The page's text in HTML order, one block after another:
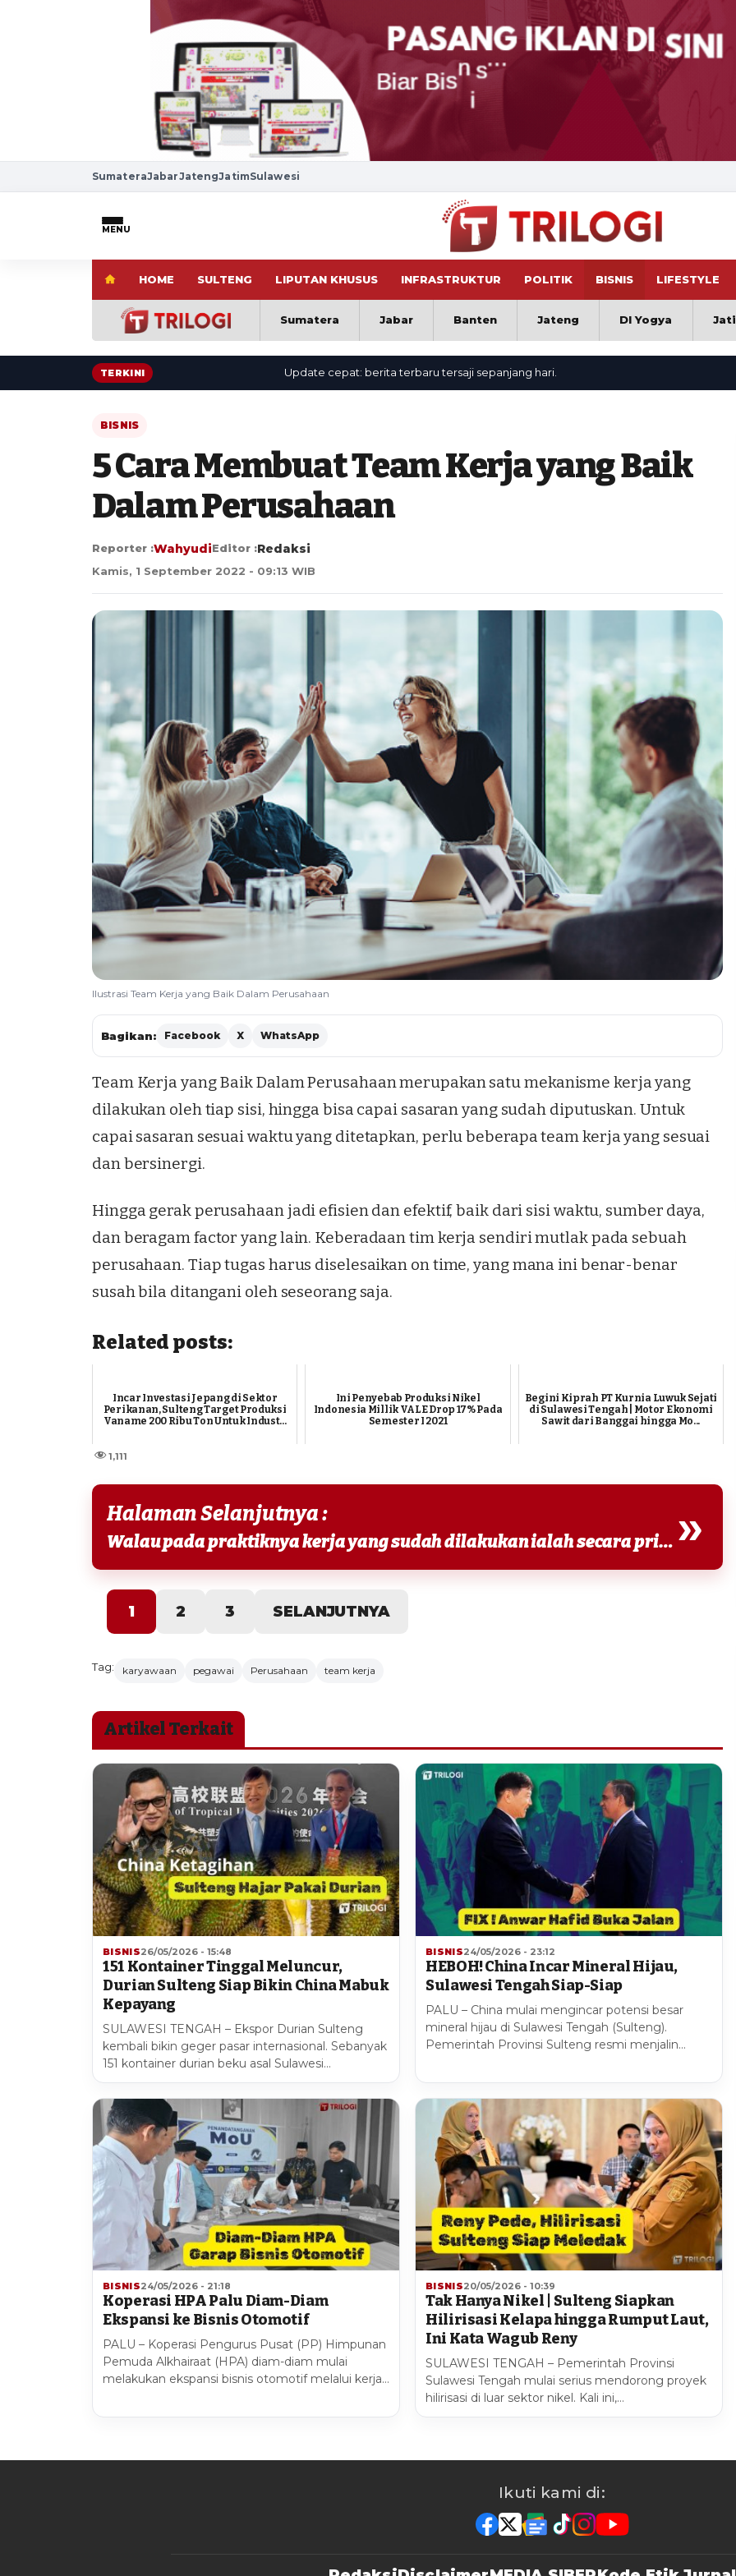
SumateraJabarJatengJatimSulawesi
MENU
HOME SULTENG LIPUTAN KHUSUS INFRASTRUKTUR POLITIK BISNIS LIFESTYLE
Sumatera Jabar Banten Jateng DI Yogya
TERKINI Update cepat: berita terbaru tersaji sepanjang hari.
BISNIS
5 Cara Membuat Team Kerja yang Baik
Dalam Perusahaan
Reporter :WahyudiEditor :Redaksi
Kamis, 1 September 2022 - 09:13 WIB
Ilustrasi Team Kerja yang Baik Dalam Perusahaan
Bagikan: Facebook X WhatsApp
Team Kerja yang Baik Dalam Perusahaan merupakan satu mekanisme kerja yang
dilakukan oleh tiap sisi, hingga bisa capai sasaran yang sudah diputuskan. Untuk
capai sasaran sesuai waktu yang ditetapkan, perlu beberapa team kerja yang sesuai
dan bersinergi.
Hingga gerak perusahaan jadi efisien dan efektif, baik dari sisi waktu, sumber daya,
dan beragam factor yang lain. Keberadaan tim kerja sendiri mutlak pada sebuah
perusahaan. Tiap tugas harus diselesaikan on time, yang mana ini benar-benar
susah bila ditangani oleh seseorang saja.
Related posts:
Incar Investasi Jepang di Sektor
Perikanan, Sulteng Target Produksi
Vaname 200 Ribu Ton Untuk Indust...
Ini Penyebab Produksi Nikel
Indonesia Millik VALE Drop 17% Pada
Semester I 2021
Begini Kiprah PT Kurnia Luwuk Sejati
di Sulawesi Tengah | Motor Ekonomi
Sawit dari Banggai hingga Mo...
1,111
Halaman Selanjutnya :
Walau pada praktiknya kerja yang sudah dilakukan ialah secara pribadi, tetapi beberapa... »
1 2 3 SELANJUTNYA
Tag: karyawaan pegawai Perusahaan team kerja
Artikel Terkait
BISNIS26/05/2026 - 15:48
151 Kontainer Tinggal Meluncur,
Durian Sulteng Siap Bikin China Mabuk
Kepayang
SULAWESI TENGAH – Ekspor Durian Sulteng
kembali bikin geger pasar internasional. Sebanyak
151 kontainer durian beku asal Sulawesi…
BISNIS24/05/2026 - 23:12
HEBOH! China Incar Mineral Hijau,
Sulawesi Tengah Siap-Siap
PALU – China mulai mengincar potensi besar
mineral hijau di Sulawesi Tengah (Sulteng).
Pemerintah Provinsi Sulteng resmi menjalin…
BISNIS24/05/2026 - 21:18
Koperasi HPA Palu Diam-Diam
Ekspansi ke Bisnis Otomotif
PALU – Koperasi Pengurus Pusat (PP) Himpunan
Pemuda Alkhairaat (HPA) diam-diam mulai
melakukan ekspansi bisnis otomotif melalui kerja…
BISNIS20/05/2026 - 10:39
Tak Hanya Nikel | Sulteng Siapkan
Hilirisasi Kelapa hingga Rumput Laut,
Ini Kata Wagub Reny
SULAWESI TENGAH – Pemerintah Provinsi
Sulawesi Tengah mulai serius mendorong proyek
hilirisasi di luar sektor nikel. Kali ini,…
Ikuti kami di: